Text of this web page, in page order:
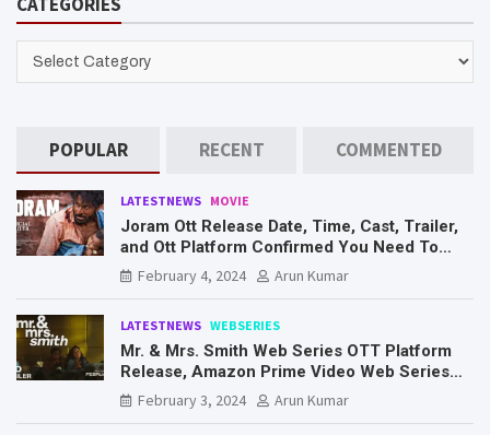
c
POPULAR RECENT COMMENTED
LATESTNEWS MOVIE
Joram Ott Release Date, Time, Cast, Trailer,
and Ott Platform Confirmed You Need To
Know Here
February 4, 2024 Arun Kumar
LATESTNEWS WEBSERIES
Mr. & Mrs. Smith Web Series OTT Platform
Release, Amazon Prime Video Web Series
Mr. & Mrs. Smith
February 3, 2024 Arun Kumar